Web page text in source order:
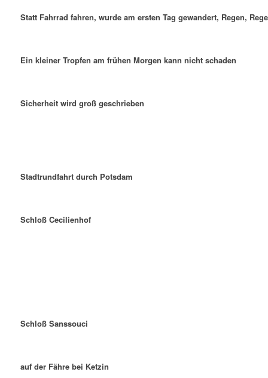
Statt Fahrrad fahren, wurde am ersten Tag gewandert, Regen,
Ein kleiner Tropfen am frühen Morgen kann nicht schaden
Sicherheit wird groß geschrieben
Stadtrundfahrt durch Potsdam
Schloß Cecilienhof
Schloß Sanssouci
auf der Fähre bei Ketzin